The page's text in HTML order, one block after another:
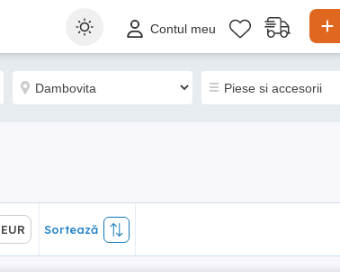
Contul meu
Sortează
EUR Sortează